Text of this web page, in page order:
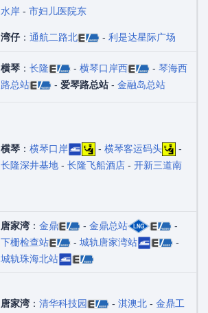
水岸 - 市妇儿医院东
湾仔 ： 通航二路北 - 利是达星际广场
横琴 ： 长隆 - 横琴口岸西 - 琴海西
路总站
- 爱琴路总站 - 金融岛总站
横琴 ： 横琴口岸 - 横琴客运码头
-
长隆深井基地 - 长隆飞船酒店 - 开新三道南
唐家湾 ： 金鼎 - 金鼎总站
-
下栅检查站
- 城轨唐家湾站
-
城轨珠海北站
唐家湾 ： 清华科技园 - 淇澳北 - 金鼎工